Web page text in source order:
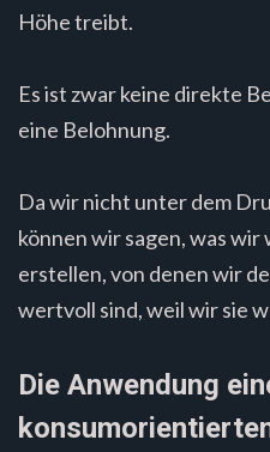
Höhe treibt.
Es ist zwar keine direkte
eine Belohnung.
Da wir nicht unter dem
können wir sagen, was
erstellen, von denen wir
wertvoll sind, weil wir sie
Die Anwendung